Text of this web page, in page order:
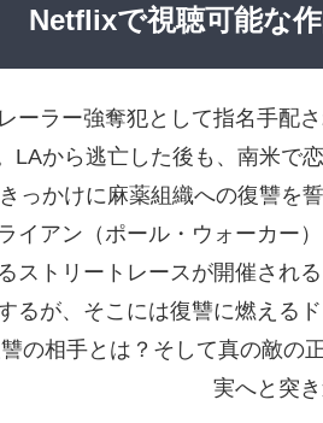
Netflixで視聴可能な
ーラー強奪犯として指名手配
LAから逃亡した後も、南米で
っかけに麻薬組織への復讐を
イアン（ポール・ウォーカー
ストリートレースが開催され
るが、そこには復讐に燃える
の相手とは？そして真の敵の
実へと突